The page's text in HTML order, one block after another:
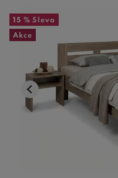
15 % Sleva
Akce